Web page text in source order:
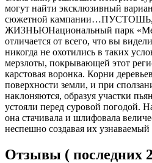
могут найти эксклюзивный
сюжетной
ЖИЗНЬЮНациональный парк
отличается от всего, что вы
никогда не охотились в таких
мерзлоты, покрывающей этот
карстовая воронка. Корни
поверхности земли, и при
наклоняются, образуя участки
устояли перед суровой погодой.
она стачивала и шлифовала
неспешно создавая их узнаваемый
Отзывы ( последних